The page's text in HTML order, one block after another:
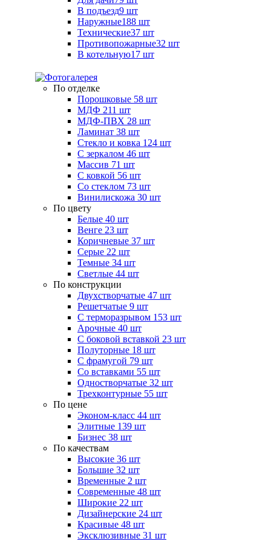
В подъезд9 шт
Наружные188 шт
Технические37 шт
Противопожарные32 шт
В котельную17 шт
По отделке
Порошковые 58 шт
МДФ 211 шт
МДФ-ПВХ 28 шт
Ламинат 38 шт
Стекло и ковка 124 шт
С зеркалом 46 шт
Массив 71 шт
С ковкой 56 шт
Со стеклом 73 шт
Винилискожа 30 шт
По цвету
Белые 40 шт
Венге 23 шт
Коричневые 37 шт
Серые 22 шт
Темные 34 шт
Светлые 44 шт
По конструкции
Двухстворчатые 47 шт
Решетчатые 9 шт
С терморазрывом 153 шт
Арочные 40 шт
С боковой вставкой 23 шт
Полуторные 18 шт
С фрамугой 79 шт
Cо вставками 55 шт
Одностворчатые 32 шт
Трехконтурные 55 шт
По цене
Эконом-класс 44 шт
Элитные 139 шт
Бизнес 38 шт
По качествам
Высокие 36 шт
Большие 32 шт
Временные 2 шт
Современные 48 шт
Широкие 22 шт
Дизайнерские 24 шт
Красивые 48 шт
Эксклюзивные 31 шт